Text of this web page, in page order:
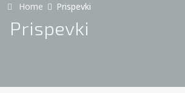
Home Prispevki
Prispevki